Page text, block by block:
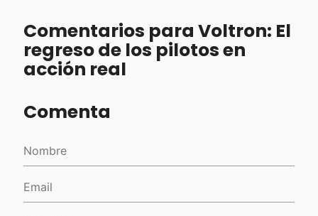
Comentarios para Voltron: El
regreso de los pilotos en
acción real
Comenta